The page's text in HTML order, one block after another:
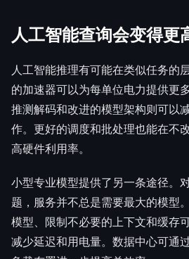
人工智能查询会变得更
人工智能推理有可能在类似任务的
的加速器可以为每单位电力提供更
推测解码和改进的模型架构则可以
作。更好的调度和批处理也能在不
高硬件利用率。
小型专业模型提供了另一条途径。
题，服务并不总是需要最大的模型
模型、限制不必要的上下文和缓存
减少延迟和用电量。数据中心可通